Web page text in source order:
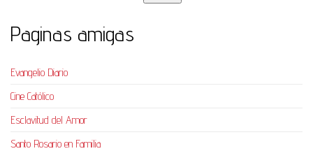
Paginas amigas
Evangelio Diario
Cine Católico
Esclavitud del Amor
Santo Rosario en Familia